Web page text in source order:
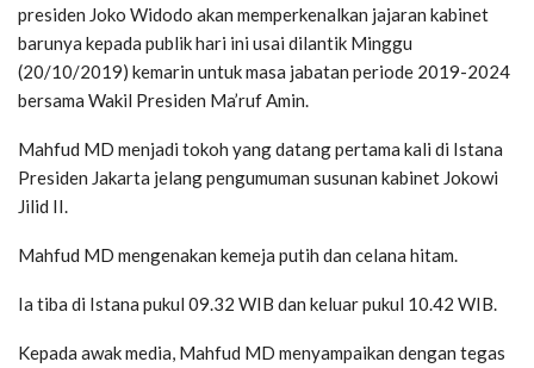
presiden Joko Widodo akan memperkenalkan jajaran kabinet
barunya kepada publik hari ini usai dilantik Minggu
(20/10/2019) kemarin untuk masa jabatan periode 2019-2024
bersama Wakil Presiden Ma’ruf Amin.
Mahfud MD menjadi tokoh yang datang pertama kali di Istana
Presiden Jakarta jelang pengumuman susunan kabinet Jokowi
Jilid II.
Mahfud MD mengenakan kemeja putih dan celana hitam.
Ia tiba di Istana pukul 09.32 WIB dan keluar pukul 10.42 WIB.
Kepada awak media, Mahfud MD menyampaikan dengan tegas